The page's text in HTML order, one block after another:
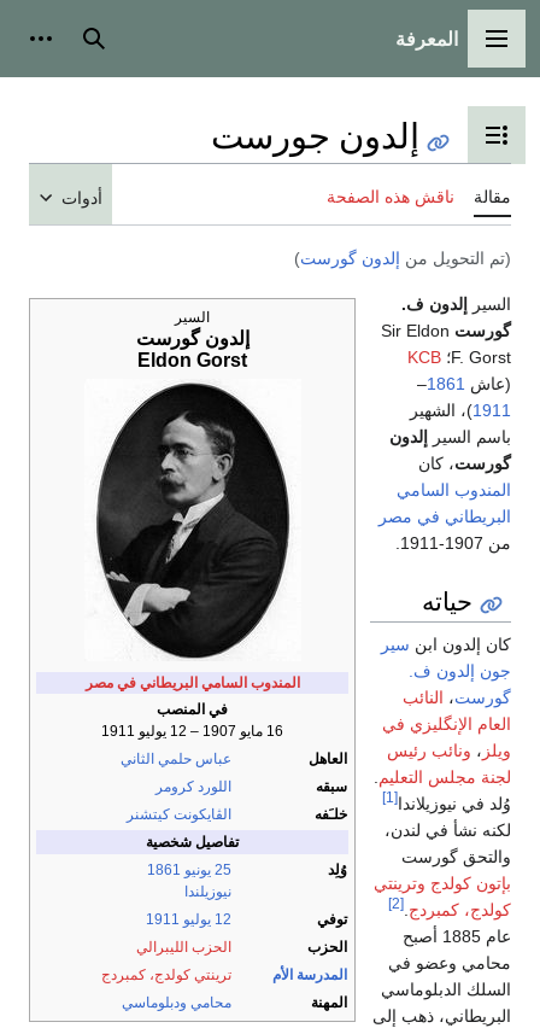
القائمة الرئيسية
المعرفة بحث
تبديل عرض جدول المحتويات
إلدون جورست
مقالة ناقش هذه الصفحة أدوات
(تم التحويل من إلدون گورست)
السير
إلدون گورست
Eldon Gorst
المندوب السامي البريطاني في مصر
في المنصب
16 مايو 1907 – 12 يوليو 1911
العاهل
عباس حلمي الثاني
سبقه
اللورد كرومر
خلـَفه
الڤايكونت كيتشنر
تفاصيل شخصية
وُلِد
25 يونيو
1861
نيوزيلندا
توفي
12 يوليو
1911
الحزب
الحزب الليبرالي
المدرسة الأم
ترينتي كولدج، كمبردج
المهنة
محامي ودبلوماسي
السير
إلدون ف.
گورست Sir Eldon
F. Gorst؛ KCB
(عاش 1861
–
1911)، الشهير
باسم السير
إلدون
گورست، كان
المندوب السامي
البريطاني في مصر
من 1907-1911.
حياته
كان إلدون ابن سير
جون إلدون ف.
گورست، النائب
العام الإنگليزي في
ويلز ، ونائب رئيس
لجنة مجلس التعليم.
وُلد في نيوزيلاندا[1]
لكنه نشأ في لندن،
والتحق گورست
بإتون كولدج وترينتي
كولدج، كمبردج.
[2]
عام 1885 أصبح
محامي وعضو في
السلك الدبلوماسي
البريطاني، ذهب إلى